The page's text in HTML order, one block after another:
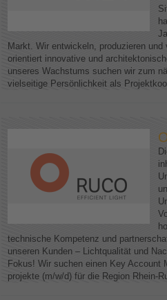
Markt. Wir entwickeln, produzieren
orientiert innovative und
unseres Wachstums suchen wir zum
vielseitige Persönlichkeit als
technische Kompetenz und
unseren Kunden – Lichtqualität und
Fokus! Wir suchen einen Key Account
projekte (m/w/d) für die Region Rhein-